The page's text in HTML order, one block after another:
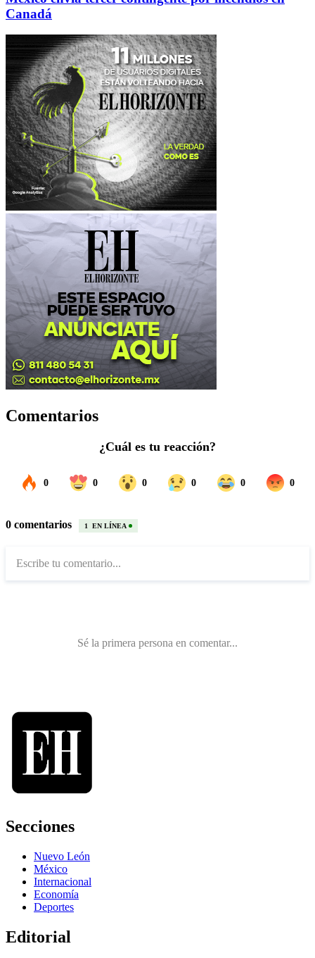
Canadá
Comentarios
Secciones
Nuevo León
México
Internacional
Economía
Deportes
Editorial